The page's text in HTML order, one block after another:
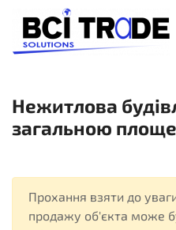
Нежитлова
загальною
Прохання взяти до
продажу об'єкта може